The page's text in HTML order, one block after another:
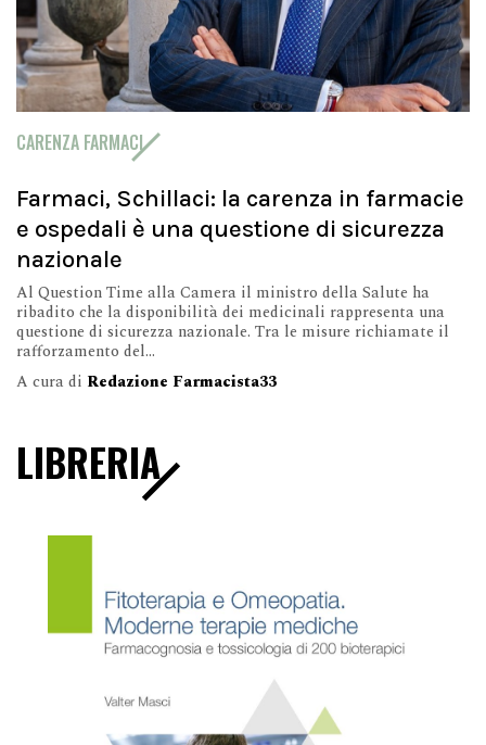
CARENZA FARMACI
Farmaci, Schillaci: la carenza in farmacie
e ospedali è una questione di sicurezza
nazionale
Al Question Time alla Camera il ministro della Salute ha
ribadito che la disponibilità dei medicinali rappresenta una
questione di sicurezza nazionale. Tra le misure richiamate il
rafforzamento del...
A cura di Redazione Farmacista33
LIBRERIA